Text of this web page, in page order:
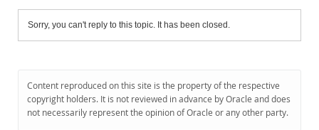
Sorry, you can't reply to this topic. It has been closed.
Content reproduced on this site is the property of the respective
copyright holders. It is not reviewed in advance by Oracle and does
not necessarily represent the opinion of Oracle or any other party.